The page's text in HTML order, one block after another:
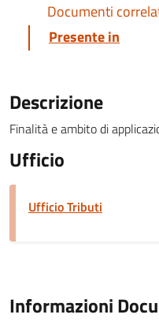
Documenti
Presente in
Descrizione
Finalità e ambito di
Ufficio
Ufficio Tributi
Informazioni